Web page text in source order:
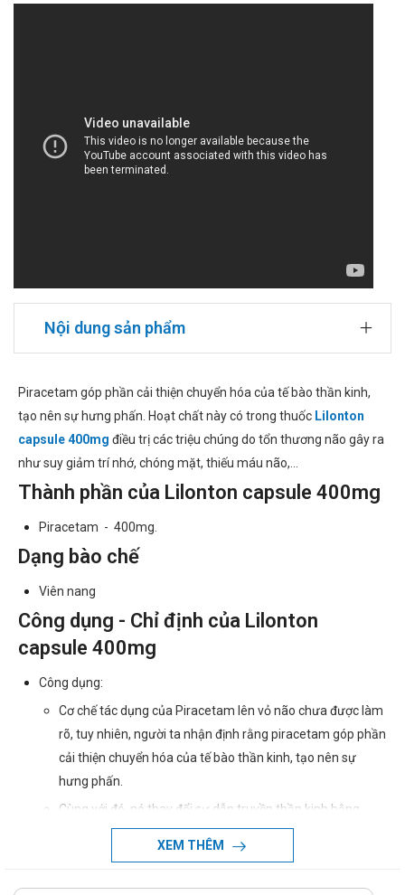
Nội dung sản phẩm
Piracetam góp phần cải thiện chuyển hóa của tế bào thần kinh,
tạo nên sự hưng phấn. Hoạt chất này có trong thuốc Lilonton
capsule 400mg điều trị các triệu chúng do tổn thương não gây ra
như suy giảm trí nhớ, chóng mặt, thiếu máu não,...
Thành phần của Lilonton capsule 400mg
Piracetam - 400mg.
Dạng bào chế
Viên nang
Công dụng - Chỉ định của Lilonton
capsule 400mg
Công dụng:
Cơ chế tác dụng của Piracetam lên vỏ não chưa được làm
rõ, tuy nhiên, người ta nhận định rằng piracetam góp phần
cải thiện chuyển hóa của tế bào thần kinh, tạo nên sự
hưng phấn.
Cùng với đó, nó thay đổi sự dẫn truyền thần kinh bằng
cách tác động lên các chất dẫn truyền như acetylcholin,
dopamin, giúp các tế bào thần kinh được hoạt động tốt.
Chỉ định:
XEM THÊM